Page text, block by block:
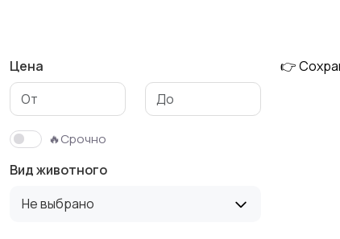
Цена
🔥Срочно
Вид животного
Не выбрано
👉